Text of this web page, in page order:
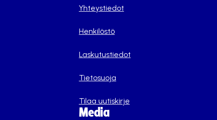
Yhteystiedot
Henkilöstö
Laskutustiedot
Tietosuoja
Tilaa uutiskirje
Media